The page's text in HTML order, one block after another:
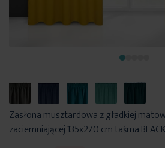
Zasłona musztardowa z gładkiej
zaciemniającej 135x270 cm taśma